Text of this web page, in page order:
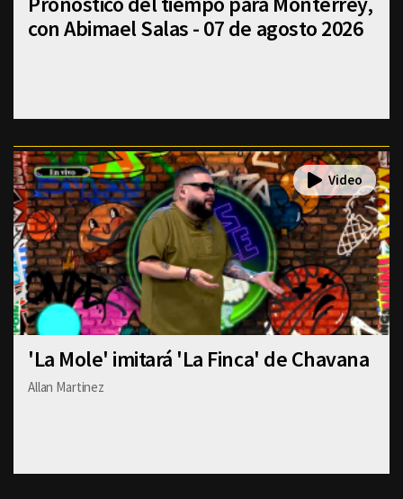
con Abimael Salas - 07 de agosto 2026
'La Mole' imitará 'La Finca' de Chavana
Allan Martinez